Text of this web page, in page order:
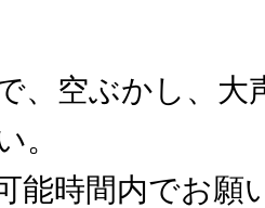
、空ぶかし、大
。
能時間内でお願